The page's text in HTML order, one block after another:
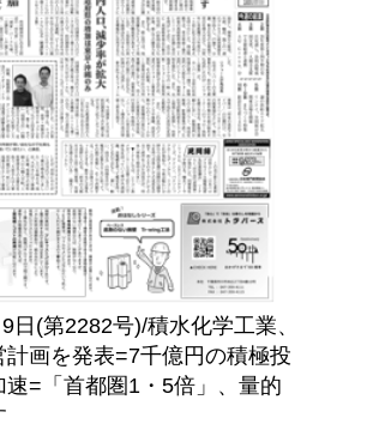
日(第2282号)/積水化学工業、
計画を発表=7千億円の積極投
速=「首都圏1・5倍」、量的